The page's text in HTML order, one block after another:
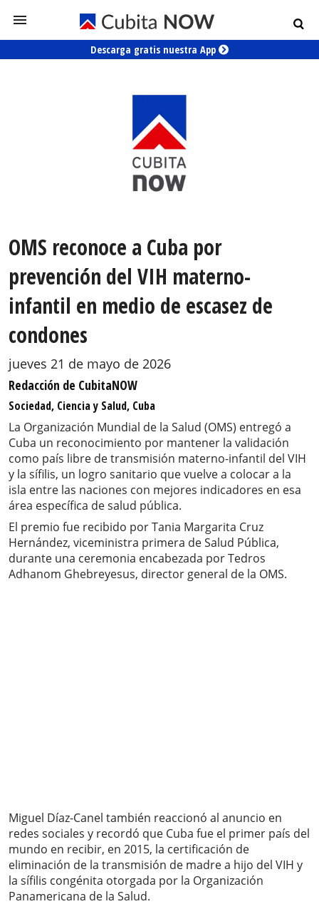
Descarga gratis nuestra App
OMS reconoce a Cuba por
prevención del VIH materno-
infantil en medio de escasez de
condones
jueves 21 de mayo de 2026
Redacción de CubitaNOW
Sociedad, Ciencia y Salud, Cuba
La Organización Mundial de la Salud (OMS) entregó a
Cuba un reconocimiento por mantener la validación
como país libre de transmisión materno-infantil del VIH
y la sífilis, un logro sanitario que vuelve a colocar a la
isla entre las naciones con mejores indicadores en esa
área específica de salud pública.
El premio fue recibido por Tania Margarita Cruz
Hernández, viceministra primera de Salud Pública,
durante una ceremonia encabezada por Tedros
Adhanom Ghebreyesus, director general de la OMS.
Miguel Díaz-Canel también reaccionó al anuncio en
redes sociales y recordó que Cuba fue el primer país del
mundo en recibir, en 2015, la certificación de
eliminación de la transmisión de madre a hijo del VIH y
la sífilis congénita otorgada por la Organización
Panamericana de la Salud.